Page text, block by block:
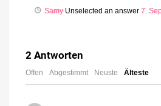
Samy Unselected an answer 7.
2 Antworten
Offen Abgestimmt Neuste Älteste